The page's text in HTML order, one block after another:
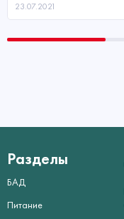
23.07.2021
Разделы
БАД
Питание